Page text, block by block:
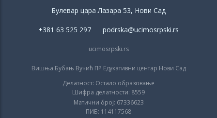
Булевар цара Лазара 53, Нови Сад
+381 63 525 297 podrska@ucimosrpski.rs
ucimosrpski.rs
Вишња Бубањ Вучић ПР Едукативни центар Нови Сад
Делатност: Остало образовање
Шифра делатности: 8559
Матични број: 67336623
ПИБ: 114117568